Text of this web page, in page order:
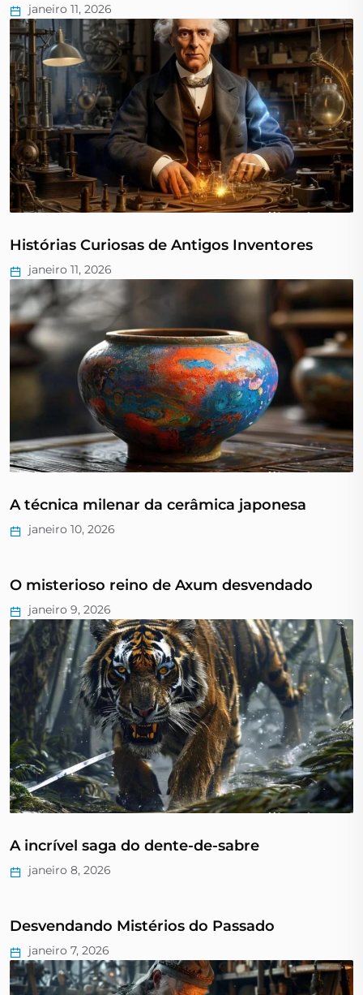
janeiro 11, 2026
Histórias Curiosas de Antigos Inventores
janeiro 11, 2026
A técnica milenar da cerâmica japonesa
janeiro 10, 2026
O misterioso reino de Axum desvendado
janeiro 9, 2026
A incrível saga do dente-de-sabre
janeiro 8, 2026
Desvendando Mistérios do Passado
janeiro 7, 2026